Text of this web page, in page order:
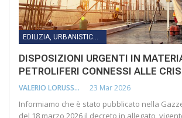
DISPOSIZIONI URGENTI IN
PETROLIFERI CONNESSI ALLE
VALERIO LORUSSO 23 Mar 2026
Informiamo che è stato pubblicato nella
del 18 marzo 2026 il decreto in allegato,